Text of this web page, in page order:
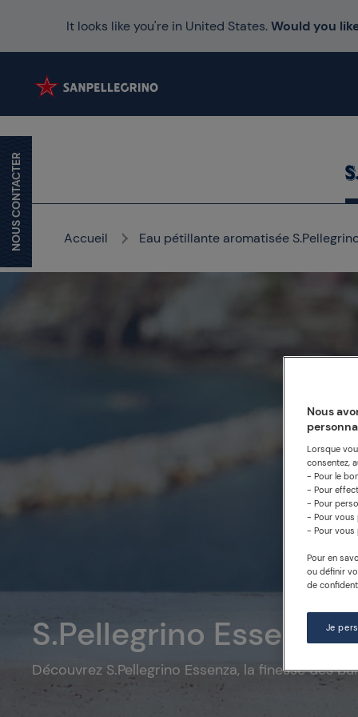
It looks like you're in United States.Would you
Accueil Eau pétillante aromatisée
S.Pellegrino
Découvrez S.Pellegrino Essenza, la finesse des
NOUS CONTACTER
Nous
Lorsque
consentez,
- Pour le
- Pour
- Pour
- Pour vous
- Pour vous
Pour en
ou définir
de
Je